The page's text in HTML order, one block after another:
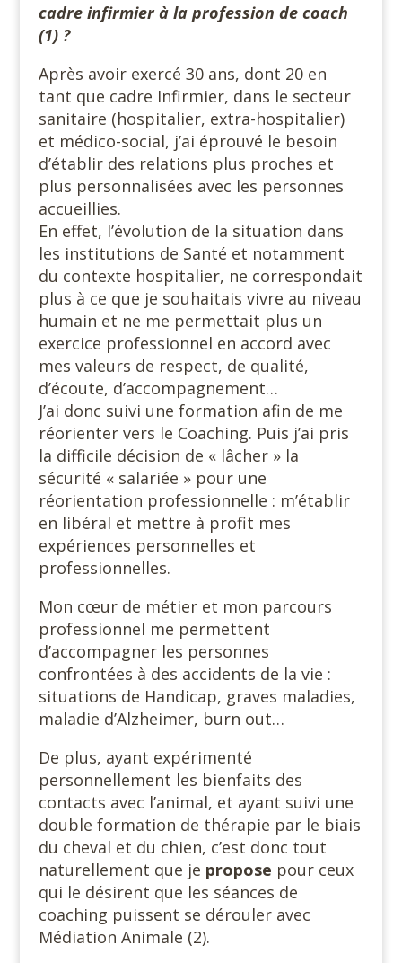
cadre infirmier à la profession de coach
(1) ?
Après avoir exercé 30 ans, dont 20 en
tant que cadre Infirmier, dans le secteur
sanitaire (hospitalier, extra-hospitalier)
et médico-social, j’ai éprouvé le besoin
d’établir des relations plus proches et
plus personnalisées avec les personnes
accueillies.
En effet, l’évolution de la situation dans
les institutions de Santé et notamment
du contexte hospitalier, ne correspondait
plus à ce que je souhaitais vivre au niveau
humain et ne me permettait plus un
exercice professionnel en accord avec
mes valeurs de respect, de qualité,
d’écoute, d’accompagnement…
J’ai donc suivi une formation afin de me
réorienter vers le Coaching. Puis j’ai pris
la difficile décision de « lâcher » la
sécurité « salariée » pour une
réorientation professionnelle : m’établir
en libéral et mettre à profit mes
expériences personnelles et
professionnelles.
Mon cœur de métier et mon parcours
professionnel me permettent
d’accompagner les personnes
confrontées à des accidents de la vie :
situations de Handicap, graves maladies,
maladie d’Alzheimer, burn out…
De plus, ayant expérimenté
personnellement les bienfaits des
contacts avec l’animal, et ayant suivi une
double formation de thérapie par le biais
du cheval et du chien, c’est donc tout
naturellement que je propose pour ceux
qui le désirent que les séances de
coaching puissent se dérouler avec
Médiation Animale (2).